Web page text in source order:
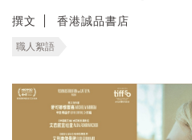
撰文 香港誠品書店
職人絮語